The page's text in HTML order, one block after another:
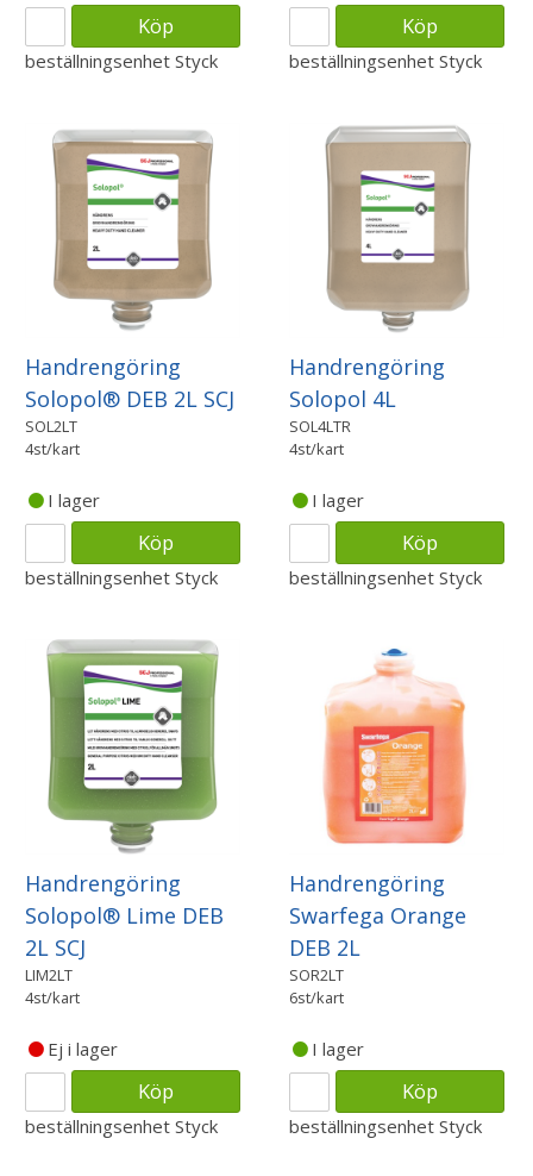
Köp
beställningsenhet Styck
Köp
beställningsenhet Styck
Handrengöring
Solopol® DEB 2L SCJ
SOL2LT
4st/kart
I lager
Köp
beställningsenhet Styck
Handrengöring
Solopol 4L
SOL4LTR
4st/kart
I lager
Köp
beställningsenhet Styck
Handrengöring
Solopol® Lime DEB
2L SCJ
LIM2LT
4st/kart
Ej i lager
Köp
beställningsenhet Styck
Handrengöring
Swarfega Orange
DEB 2L
SOR2LT
6st/kart
I lager
Köp
beställningsenhet Styck